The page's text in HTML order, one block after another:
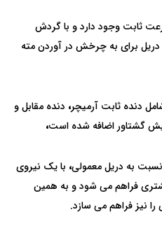
ثابت وجود دارد و با گردش
دریل برای به چرخش در آوردن مته
دنده ثابت آرمیچر، دنده مقابل و
گشتاور اضافه شده است،
به دریل معمولی، با یک نیروی
فراهم می شود و به همین
نیز فراهم می سازد.